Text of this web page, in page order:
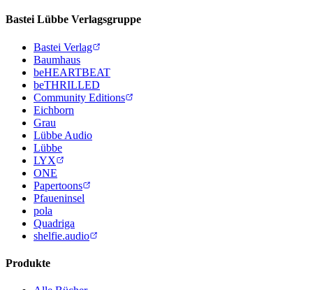
Bastei Lübbe Verlagsgruppe
Bastei Verlag
Baumhaus
beHEARTBEAT
beTHRILLED
Community Editions
Eichborn
Grau
Lübbe Audio
Lübbe
LYX
ONE
Papertoons
Pfaueninsel
pola
Quadriga
shelfie.audio
Produkte